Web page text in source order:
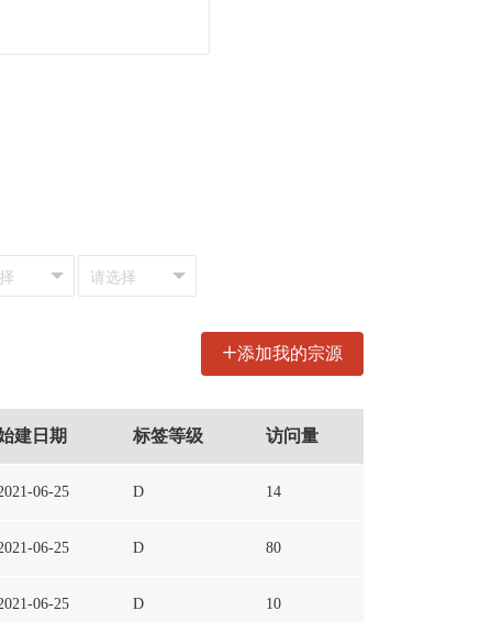
+添加我的宗源
建日期 标签等级 访问量
06-25 D 14
06-25 D 80
06-25 D 10